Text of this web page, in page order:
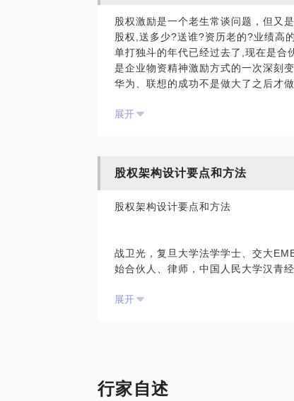
程中，设计并购交易结构，最大限度
本人多年在股权领域工作，曾带领团
机构和大咖课程担任创业导师，并在
帮你解决目前的困惑和烦恼。
帮助创业者在股权融资或是股权并购
使用，亦不具有任何法律效力。如您
观点，平台对话题内容不予担保，烦请
股权激励是一个老生常谈问题，但又
股权,送多少?送谁?资历老的?业绩高
单打独斗的年代已经过去了,现在是合
是企业物资精神激励方式的一次深刻变
华为、联想的成功不是做大了之后才
业的股权刺激方案都需要实施的前提
选错激励工具：易沦为“错误的金手铐”
没有约束机制：容易催生懒人
我在执业期间一直从事公司法和股权
并担任多家创业平台的创业导师。在
我愿意与你分享的内容包括：
如何实施股权激励确保股权不被稀释
制
展开
股权架构设计要点和方法
股权架构设计要点和方法
战卫光，复旦大学法学学士、交大
始合伙人、律师，中国人民大学汉青
她能帮你解决这些问题：
展开
行家自述